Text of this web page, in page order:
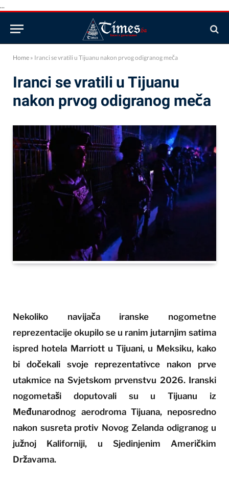
...
Home » Iranci se vratili u Tijuanu nakon prvog odigranog meča
Iranci se vratili u Tijuanu
nakon prvog odigranog meča
Nekoliko navijača iranske nogometne
reprezentacije okupilo se u ranim jutarnjim satima
ispred hotela Marriott u Tijuani, u Meksiku, kako
bi dočekali svoje reprezentativce nakon prve
utakmice na Svjetskom prvenstvu 2026. Iranski
nogometaši doputovali su u Tijuanu iz
Međunarodnog aerodroma Tijuana, neposredno
nakon susreta protiv Novog Zelanda odigranog u
južnoj Kaliforniji, u Sjedinjenim Američkim
Državama.